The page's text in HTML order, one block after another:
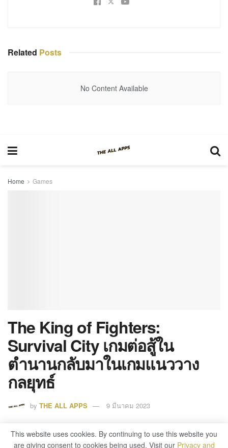
Related Posts
No Content Available
Home Games
The King of Fighters:
Survival City เกมต่อสู้ใน
ตำนานกลับมาในเกมแนววาง
กลยุทธ์
by THE ALL APPS 9 มีนาคม 2023
0
This website uses cookies. By continuing to use this website you
are giving consent to cookies being used. Visit our Privacy and